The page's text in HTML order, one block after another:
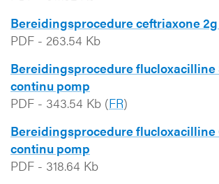
Bereidingsprocedure ceftriaxone
PDF - 263.54 Kb
Bereidingsprocedure flucloxacilline
continu pomp
PDF - 343.54 Kb (FR)
Bereidingsprocedure flucloxacilline
continu pomp
PDF - 318.64 Kb